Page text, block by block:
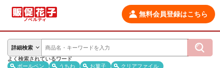
無料会員登録はこちら
詳細検索
よく検索されているワード
ボールペン
うちわ お菓子 クリアファイル